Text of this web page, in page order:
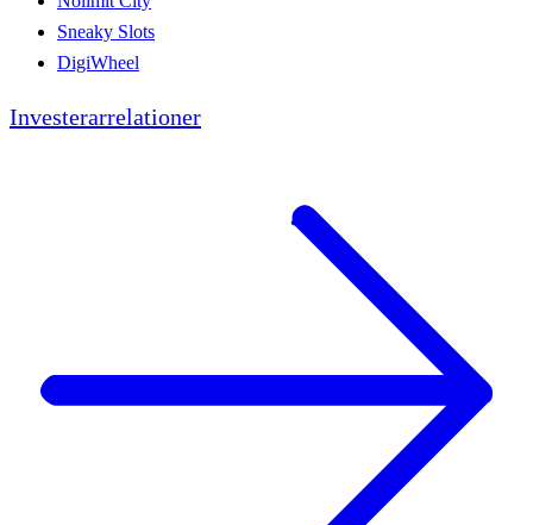
Sneaky Slots
DigiWheel
Investerarrelationer